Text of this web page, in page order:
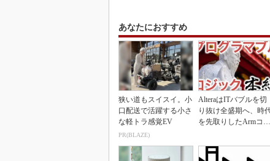
あなたにおすすめ
狭い道もスイスイ。小
口配送で活躍する小さ
な軽トラ感覚EV
PR(BLAZE)
AlteraはITバブルを切
り抜け全盛期へ、時
を先取りしたArmコア